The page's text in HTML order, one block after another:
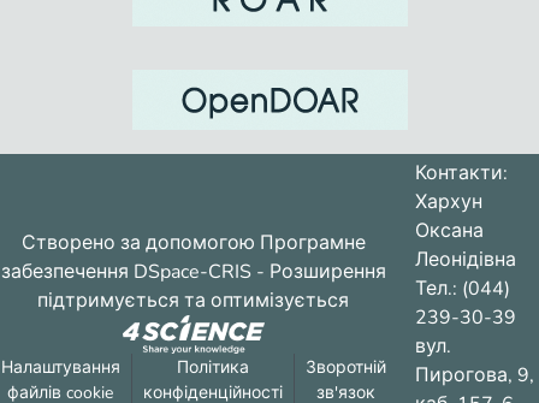
Створено за допомогою Програмне
забезпечення DSpace-CRIS - Розширення
підтримується та оптимізується
Налаштування
файлів cookie
Політика
конфіденційності
Зворотній
зв'язок
Контакти:
Хархун
Оксана
Леонідівна
Тел.: (044)
239-30-39
вул.
Пирогова, 9,